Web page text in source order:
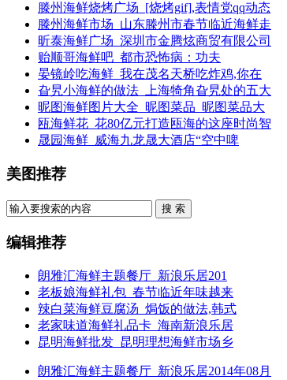
滕州海鲜烧烤广场_[烧烤gif],表情党qq动态
滕州海鲜市场_山东滕州市春节临近海鲜走
昕泰海鲜广场_深圳市金腾炫商贸有限公司
贻顺哥海鲜吧_都市恐怖病：功夫
晏镜岭吃海鲜_我在茂名天桥吃炸鸡,你在
旮旯小海鲜的做法_上海犄角旮旯处的五大
昵图海鲜图片大全_昵图菜品_昵图菜品大
瓯海鲜花_花80亿元打造瓯海的这座时尚智
晟园海鲜_威海九龙晟大酒店“空中啤
美图推荐
搜 索
编辑推荐
朗雅汇海鲜主题餐厅_新浪乐居201
老板娘海鲜礼包_春节临近年味越来
辣白菜海鲜豆腐汤_焗饭的做法,韩式
老家味道海鲜礼品卡_海南新浪乐居
昆明海鲜批发_昆明理想海鲜市场乡
朗雅汇海鲜主题餐厅_新浪乐居2014年08月